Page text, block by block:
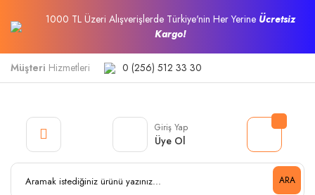
1000 TL Üzeri Alışverişlerde Türkiye'nin Her Yerine Ücretsiz
Kargo!
Müşteri Hizmetleri 0 (256) 512 33 30
ARA
Giriş Yap
Üye Ol